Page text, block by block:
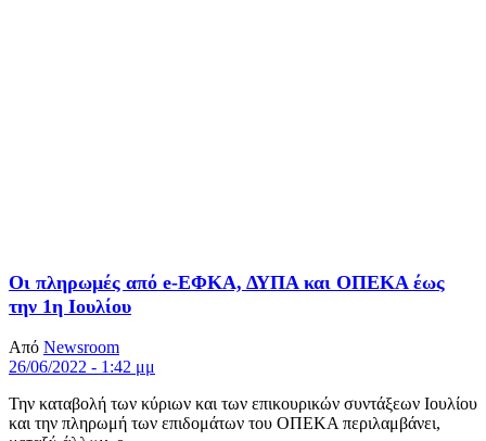
Οι πληρωμές από e-ΕΦΚΑ, ΔΥΠΑ και ΟΠΕΚΑ έως
την 1η Ιουλίου
Από Newsroom
26/06/2022 - 1:42 μμ
Την καταβολή των κύριων και των επικουρικών συντάξεων Ιουλίου
και την πληρωμή των επιδομάτων του ΟΠΕΚΑ περιλαμβάνει,